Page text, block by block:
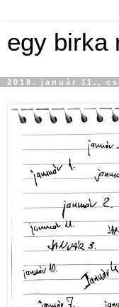
egy birka
2018. január 11.,